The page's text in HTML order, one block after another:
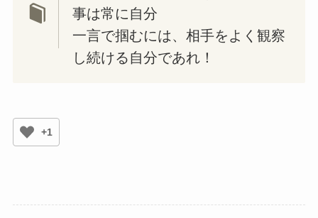
事は常に自分
一言で掴むには、相手をよく観察
し続ける自分であれ！
+1